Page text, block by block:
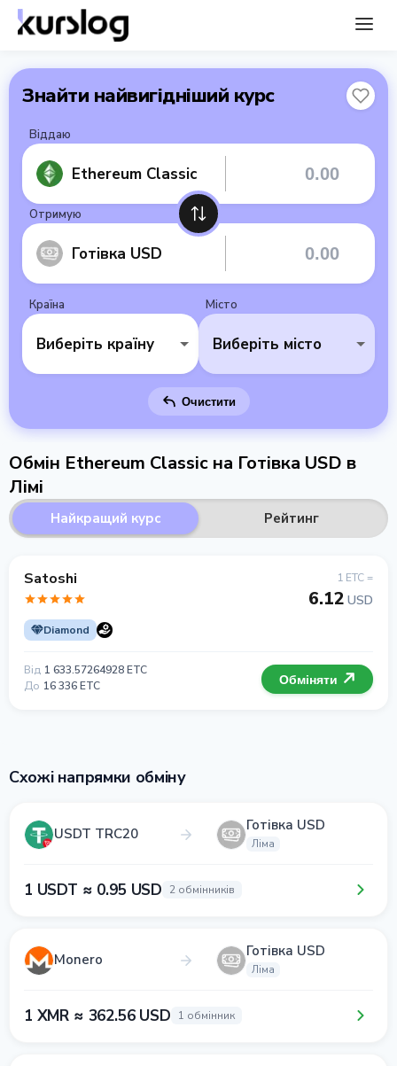
Знайти найвигідніший курс
Віддаю
Ethereum Classic
Отримую
Готівка USD
Країна
Виберіть країну
Місто
Виберіть місто
Очистити
Обмін Ethereum Classic на Готівка USD в
Лімі
Найкращий курс Рейтинг
Satoshi
Diamond
1 ETC =
6.12 USD
Від 1 633.57264928 ETC
До 16 336 ETC Обміняти
Схожі напрямки обміну
USDT TRC20 Готівка USD
Ліма
1 USDT ≈ 0.95 USD 2 обмінників
Monero Готівка USD
Ліма
1 XMR ≈ 362.56 USD 1 обмінник